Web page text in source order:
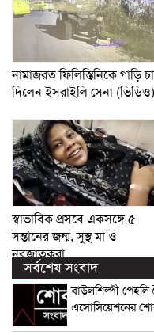
নামাজরত ফিলিস্তিনিকে গাড়ি
দিলেন ইসরাইলি সেনা (ভিডিও)
স্বাভাবিক প্রসবে একসঙ্গে ৫
সন্তানের জন্ম, সুস্থ মা ও
নবজাতকরা
সর্বশেষ সংবাদ
বাউলশিল্পী
এসোসিয়েশনের